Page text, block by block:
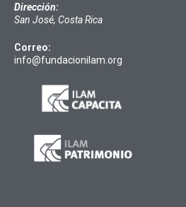
Dirección:
San José, Costa Rica
Correo:
info@fundacionilam.org